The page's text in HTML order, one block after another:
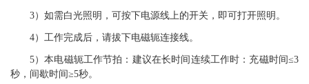
3）如需白光照明，可按下电源线上的开关，即可打开照明。
4）工作完成后，请拔下电磁轭连接线。
5）本电磁轭工作节拍：建议在长时间连续工作时：充磁时间≤3
秒，间歇时间≥5秒。